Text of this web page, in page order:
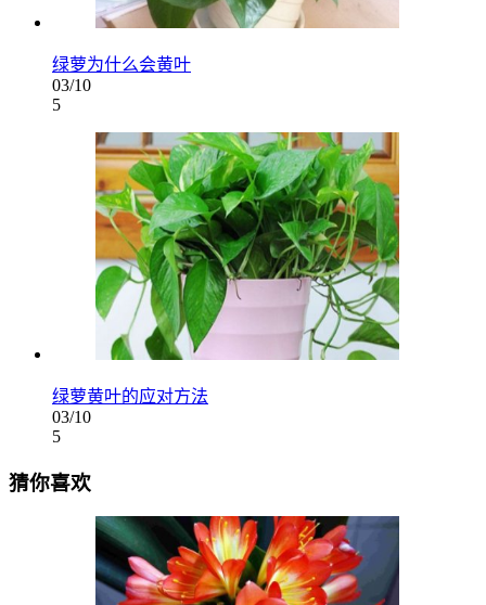
绿萝为什么会黄叶
03/10
5
绿萝黄叶的应对方法
03/10
5
猜你喜欢